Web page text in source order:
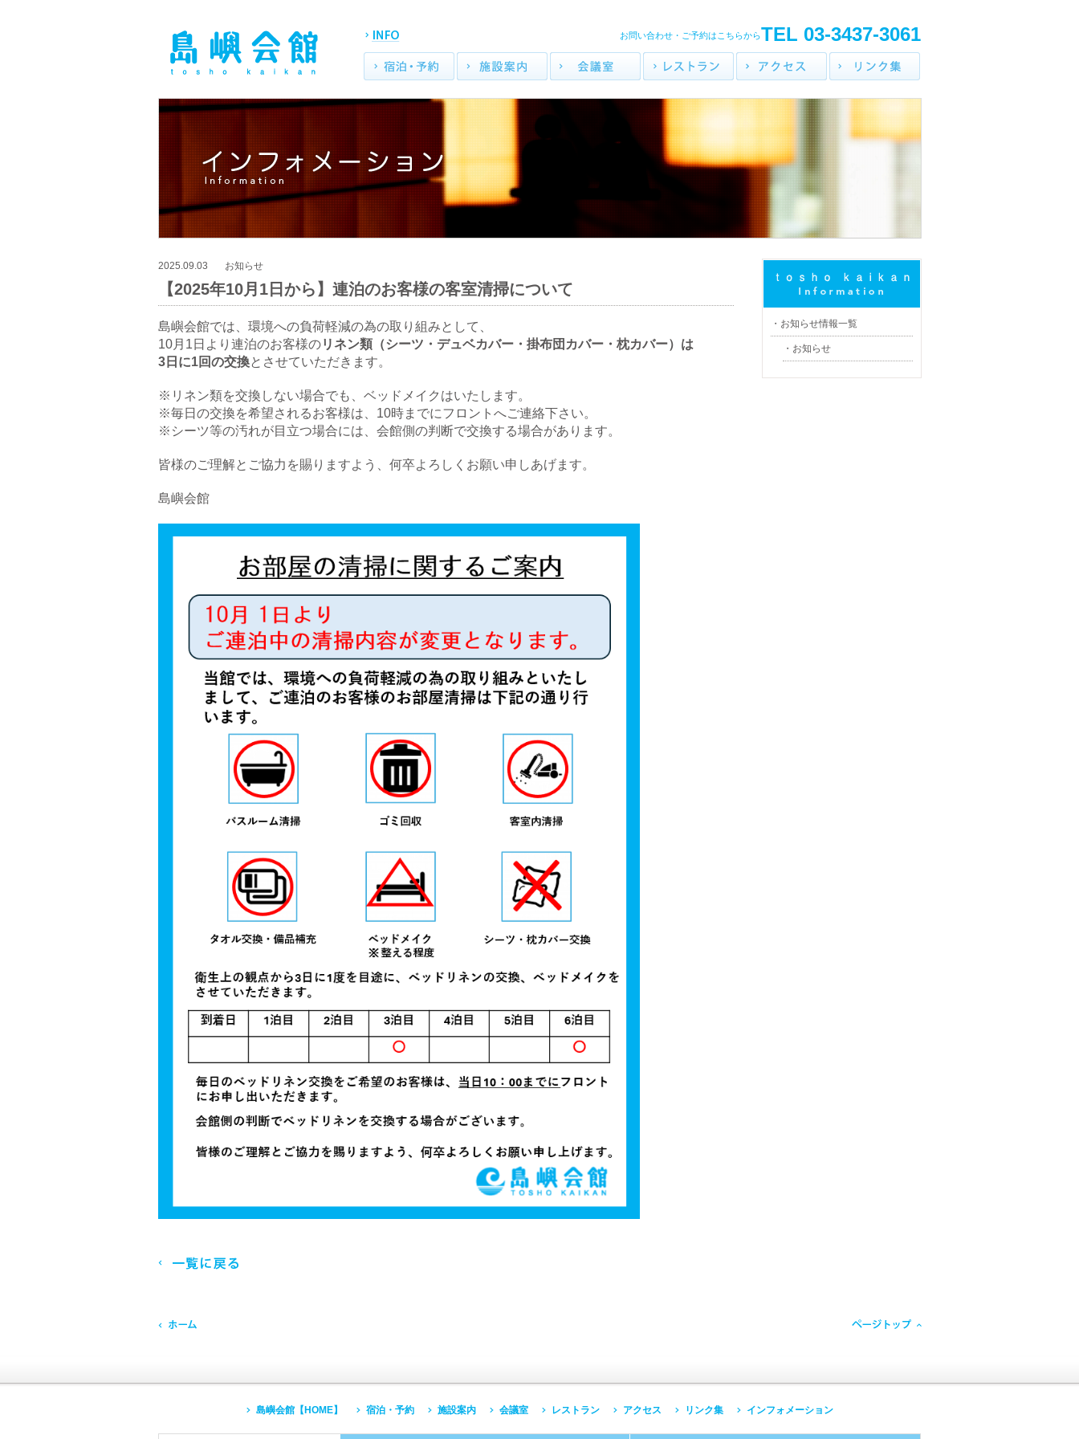
お問い合わせ・ご予約はこちらからTEL 03-3437-3061
宿泊・予約 施設案内 会議室 レストラン
2025.09.03 お知らせ
【2025年10月1日から】連泊のお客様の客室清掃について
島嶼会館では、環境への負荷軽減の為の取り組みとして、
10月1日より連泊のお客様のリネン類（シーツ・デュベカバー・掛布団カバー・枕カバー）は
3日に1回の交換とさせていただきます。
※リネン類を交換しない場合でも、ベッドメイクはいたします。
※毎日の交換を希望されるお客様は、10時までにフロントへご連絡下さい。
※シーツ等の汚れが目立つ場合には、会館側の判断で交換する場合があります。
皆様のご理解とご協力を賜りますよう、何卒よろしくお願い申しあげます。
島嶼会館
お知らせ情報一覧
お知らせ
島嶼会館【HOME】 宿泊・予約 施設案内 会議室 レストラン アクセス リンク集 インフォメーション